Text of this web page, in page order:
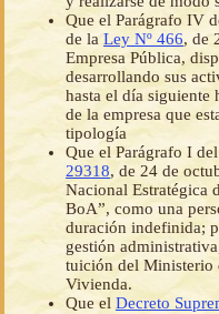
Que el Parágrafo IV
de la Ley Nº 466, de
Empresa Pública,
desarrollando sus
hasta el día
de la empresa que
tipología
Que el Parágrafo I
29318, de 24 de
Nacional Estratégica
BoA”, como una
duración indefinida;
gestión
tuición del Ministerio
Vivienda.
Que el Decreto